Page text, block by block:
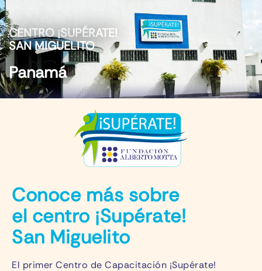
CENTRO ¡SUPÉRATE!
SAN MIGUELITO
Panamá
Conoce más sobre
el centro ¡Supérate!
San Miguelito
El primer Centro de Capacitación ¡Supérate!